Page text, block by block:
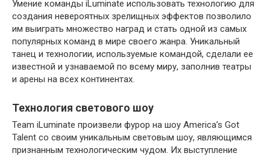
Умение команды iLuminate использовать технологию для
создания невероятных зрелищных эффектов позволило
им выиграть множество наград и стать одной из самых
популярных команд в мире своего жанра. Уникальный
танец и технологии, используемые командой, сделали ее
известной и узнаваемой по всему миру, заполнив театры
и арены на всех континентах.
Технология светового шоу
Team iLuminate произвели фурор на шоу America’s Got
Talent со своим уникальным световым шоу, являющимся
признанным технологическим чудом. Их выступление